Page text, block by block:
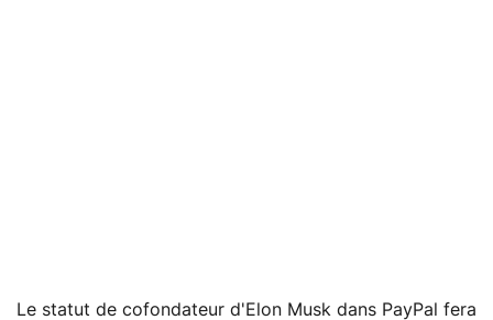
Le statut de cofondateur d'Elon Musk dans PayPal fera